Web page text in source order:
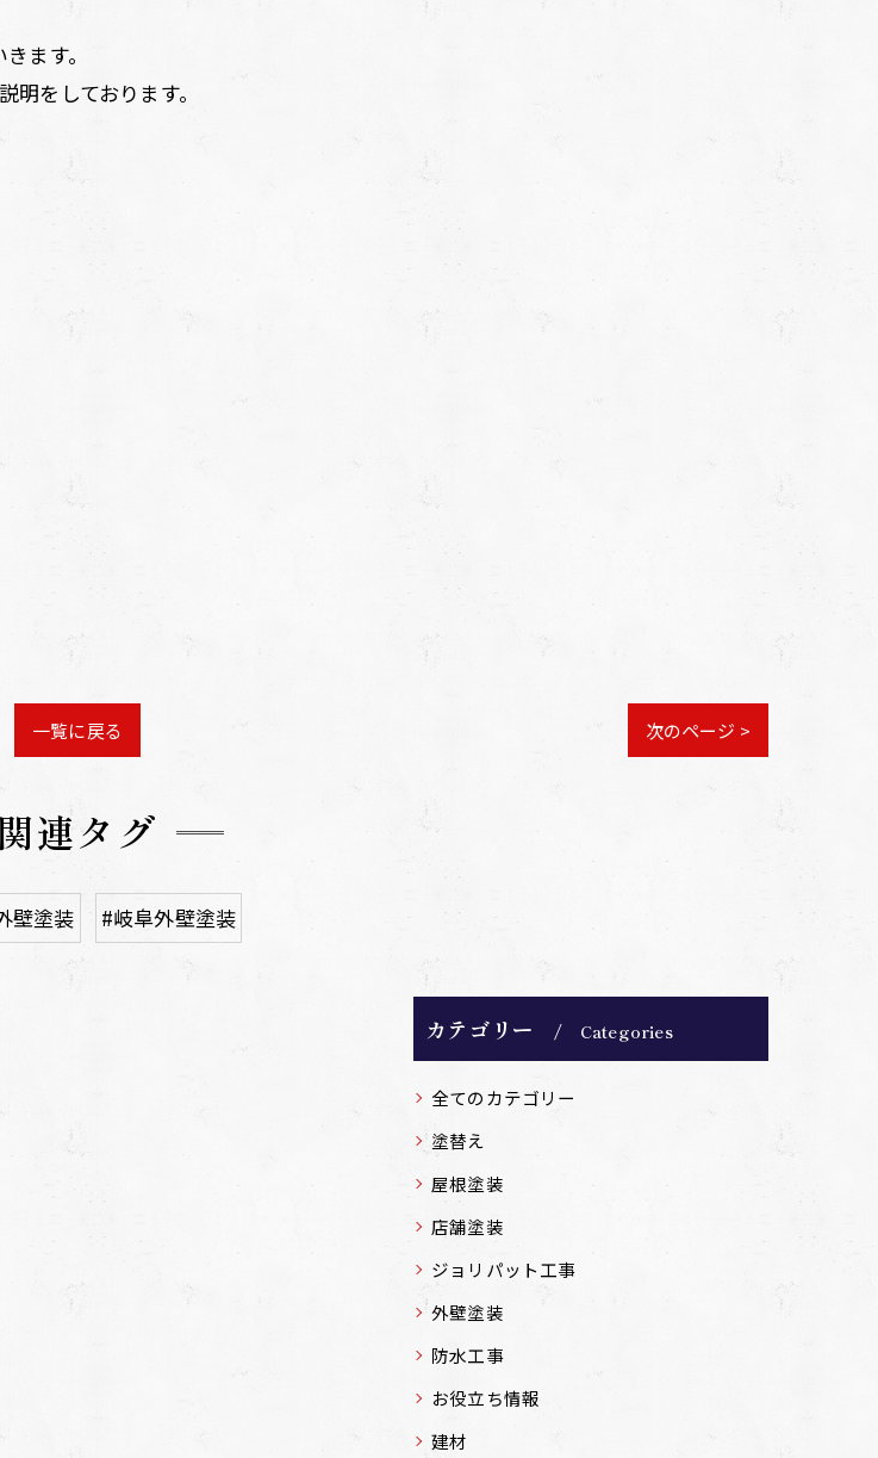
ます。
をしております。
一覧に戻る 次のページ >
関連タグ
壁塗装 #岐阜外壁塗装
カテゴリー Categories
全てのカテゴリー
塗替え
屋根塗装
店舗塗装
ジョリパット工事
外壁塗装
防水工事
お役立ち情報
建材